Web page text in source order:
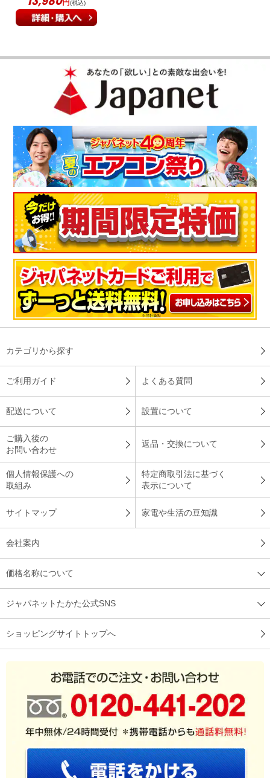
円(税込)
カテゴリから探す
ご利用ガイド よくある質問
配送について 設置について
ご購入後の
お問い合わせ
返品・交換について
個人情報保護への
取組み
特定商取引法に基づく
表示について
サイトマップ 家電や生活の豆知識
会社案内
価格名称について
ジャパネットたかた公式SNS
ショッピングサイトトップへ